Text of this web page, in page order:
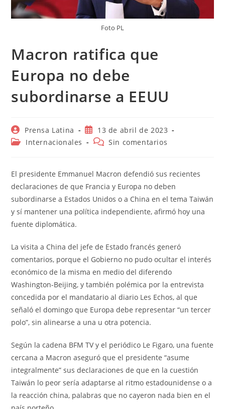
Foto PL
Macron ratifica que
Europa no debe
subordinarse a EEUU
Autor
de
la
Prensa Latina
Publicación
de
13 de abril de 2023
Categoría
entrada:
Internacionales
Comentarios
entrada:
Sin comentarios
El presidente Emmanuel Macron defendió sus recientes
declaraciones de que Francia y Europa no deben
subordinarse a Estados Unidos o a China en el tema Taiwán
y sí mantener una política independiente, afirmó hoy una
fuente diplomática.
La visita a China del jefe de Estado francés generó
comentarios, porque el Gobierno no pudo ocultar el interés
económico de la misma en medio del diferendo
Washington-Beijing, y también polémica por la entrevista
concedida por el mandatario al diario Les Echos, al que
señaló el domingo que Europa debe representar “un tercer
polo”, sin alinearse a una u otra potencia.
Según la cadena BFM TV y el periódico Le Figaro, una fuente
cercana a Macron aseguró que el presidente “asume
integralmente” sus declaraciones de que en la cuestión
Taiwán lo peor sería adaptarse al ritmo estadounidense o a
la reacción china, palabras que no cayeron nada bien en el